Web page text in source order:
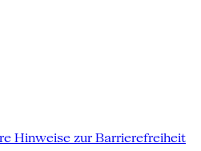
Hinweise zur Barrierefreiheit